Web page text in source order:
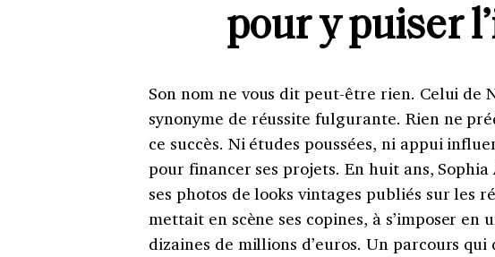
pour y puiser
Son nom ne vous dit peut-être rien. Celui de
synonyme de réussite fulgurante. Rien ne
ce succès. Ni études poussées, ni appui
pour financer ses projets. En huit ans,
ses photos de looks vintages publiés sur les
mettait en scène ses copines, à s’imposer en
dizaines de millions d’euros. Un parcours